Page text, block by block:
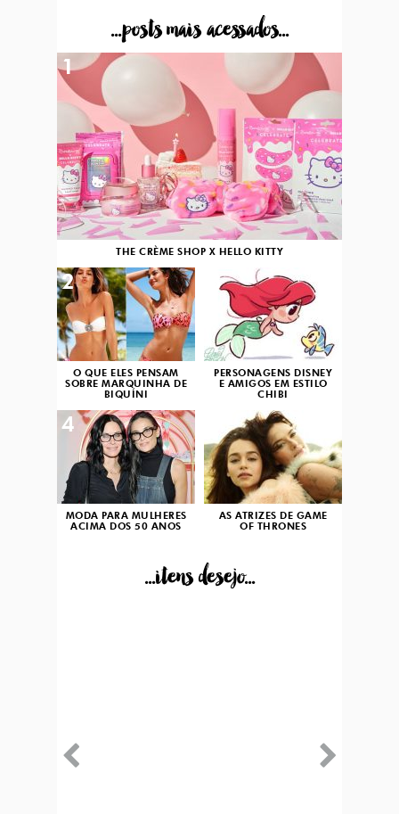
...posts mais acessados...
THE CRÈME SHOP X HELLO KITTY
1
O QUE ELES PENSAM
SOBRE MARQUINHA DE
BIQUÍNI
2
PERSONAGENS DISNEY
E AMIGOS EM ESTILO
CHIBI
3
MODA PARA MULHERES
ACIMA DOS 50 ANOS
4
AS ATRIZES DE GAME
OF THRONES
...itens desejo...